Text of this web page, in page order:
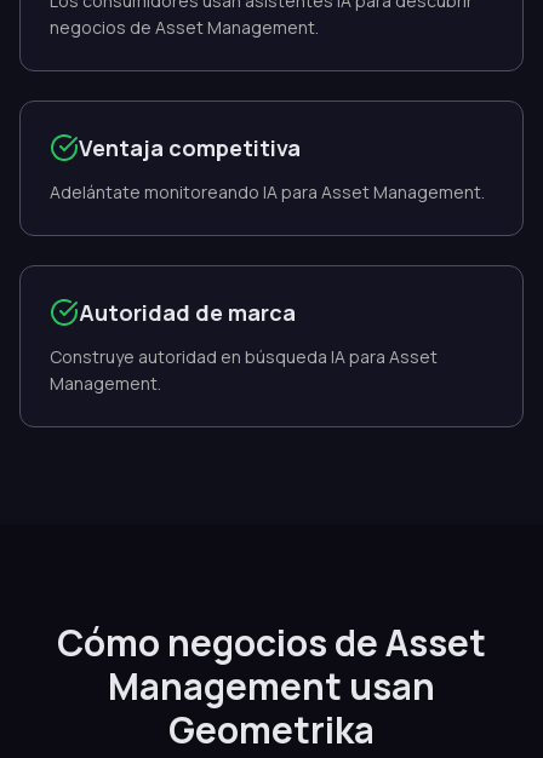
negocios de Asset Management.
Ventaja competitiva
Adelántate monitoreando IA para Asset Management.
Autoridad de marca
Construye autoridad en búsqueda IA para Asset
Management.
Cómo negocios de Asset
Management usan
Geometrika